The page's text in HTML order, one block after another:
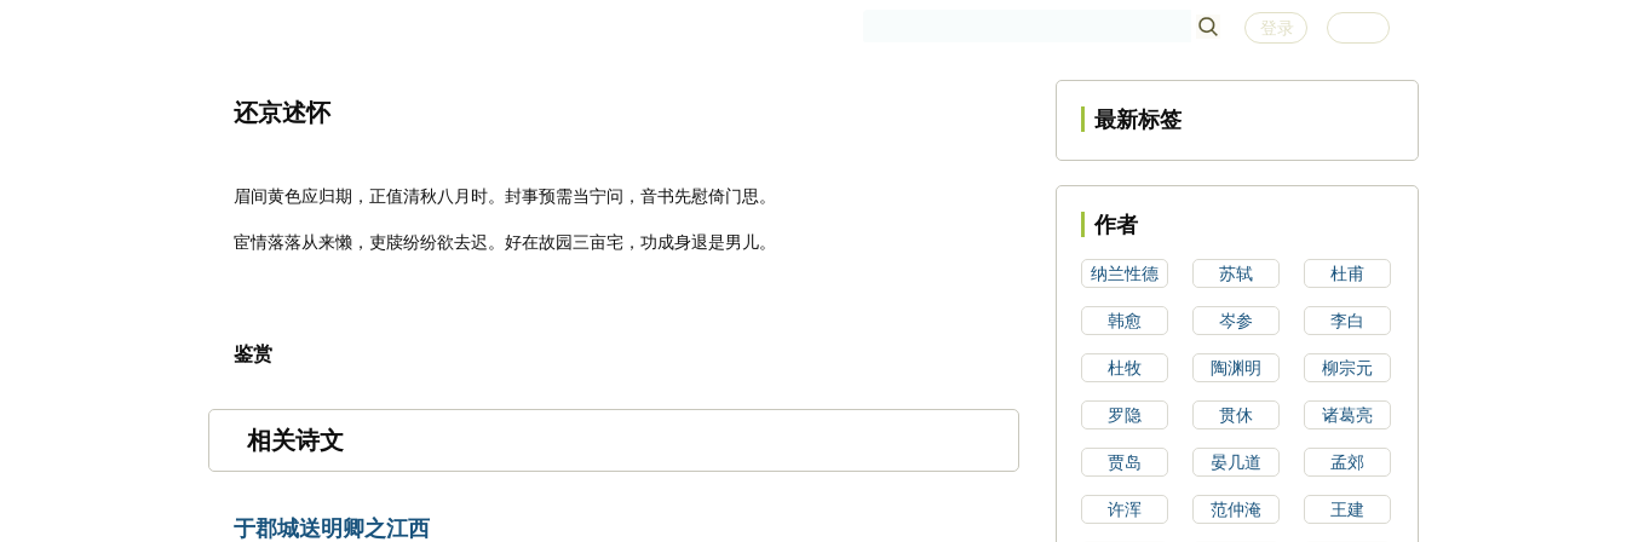
登录
还京述怀
眉间黄色应归期，正值清秋八月时。封事预需当宁问，音书先慰倚门思。
宦情落落从来懒，吏牍纷纷欲去迟。好在故园三亩宅，功成身退是男儿。
鉴赏
相关诗文
于郡城送明卿之江西
最新标签
作者
纳兰性德 苏轼 杜甫
韩愈 岑参 李白
杜牧 陶渊明 柳宗元
罗隐 贯休 诸葛亮
贾岛 晏几道 孟郊
许浑 范仲淹 王建